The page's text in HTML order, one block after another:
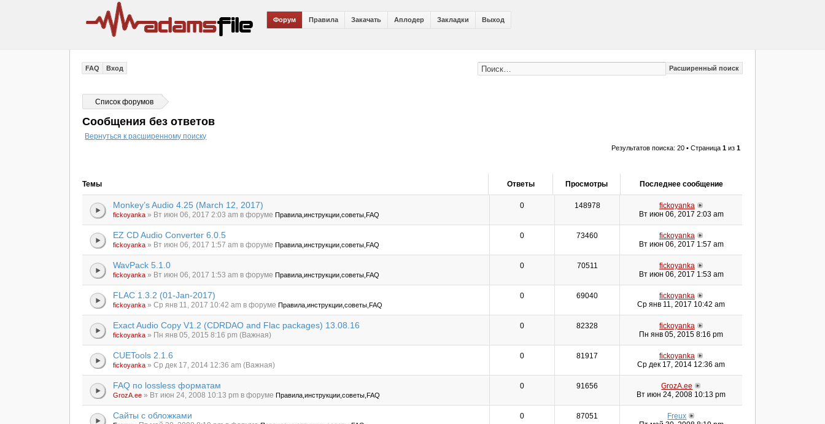
Форум Правила Закачать Аплодер Закладки Выход
FAQ Вход Расширенный поиск
Список форумов
Сообщения без ответов
Вернуться к расширенному поиску
Результатов поиска: 20 • Страница 1из 1
Темы Ответы Просмотры Последнее сообщение
Monkey’s Audio 4.25 (March 12, 2017)
fickoyanka » Вт июн 06, 2017 2:03 am в форумеПравила,инструкции,советы,FAQ
0 148978
fickoyanka
Вт июн 06, 2017 2:03 am
EZ CD Audio Converter 6.0.5
fickoyanka » Вт июн 06, 2017 1:57 am в форумеПравила,инструкции,советы,FAQ
0 73460
fickoyanka
Вт июн 06, 2017 1:57 am
WavPack 5.1.0
fickoyanka » Вт июн 06, 2017 1:53 am в форумеПравила,инструкции,советы,FAQ
0 70511
fickoyanka
Вт июн 06, 2017 1:53 am
FLAC 1.3.2 (01-Jan-2017)
fickoyanka » Ср янв 11, 2017 10:42 am в форумеПравила,инструкции,советы,FAQ
0 69040
fickoyanka
Ср янв 11, 2017 10:42 am
Exact Audio Copy V1.2 (CDRDAO and Flac packages) 13.08.16
fickoyanka » Пн янв 05, 2015 8:16 pm (Важная)
0 82328
fickoyanka
Пн янв 05, 2015 8:16 pm
CUETools 2.1.6
fickoyanka » Ср дек 17, 2014 12:36 am (Важная)
0 81917
fickoyanka
Ср дек 17, 2014 12:36 am
FAQ по lossless форматам
GrozA.ee » Вт июн 24, 2008 10:13 pm в форумеПравила,инструкции,советы,FAQ
0 91656
GrozA.ee
Вт июн 24, 2008 10:13 pm
Сайты с обложками 0 87051
Freux